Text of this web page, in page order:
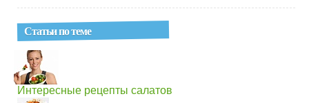
Статьи по теме
Интересные рецепты салатов